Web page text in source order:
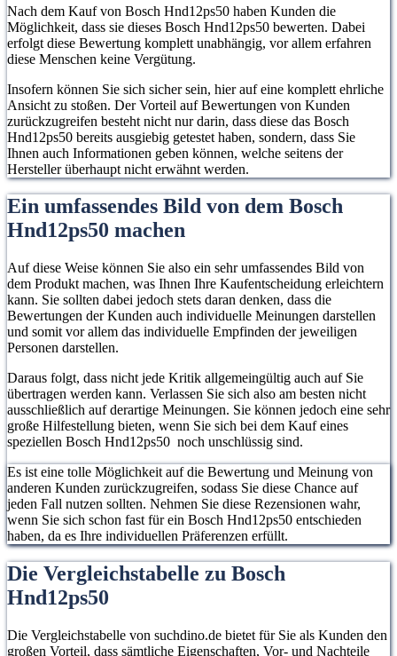
Nach dem Kauf von Bosch Hnd12ps50 haben Kunden die
Möglichkeit, dass sie dieses Bosch Hnd12ps50 bewerten. Dabei
erfolgt diese Bewertung komplett unabhängig, vor allem erfahren
diese Menschen keine Vergütung.
Insofern können Sie sich sicher sein, hier auf eine komplett ehrliche
Ansicht zu stoßen. Der Vorteil auf Bewertungen von Kunden
zurückzugreifen besteht nicht nur darin, dass diese das Bosch
Hnd12ps50 bereits ausgiebig getestet haben, sondern, dass Sie
Ihnen auch Informationen geben können, welche seitens der
Hersteller überhaupt nicht erwähnt werden.
Ein umfassendes Bild von dem Bosch
Hnd12ps50 machen
Auf diese Weise können Sie also ein sehr umfassendes Bild von
dem Produkt machen, was Ihnen Ihre Kaufentscheidung erleichtern
kann. Sie sollten dabei jedoch stets daran denken, dass die
Bewertungen der Kunden auch individuelle Meinungen darstellen
und somit vor allem das individuelle Empfinden der jeweiligen
Personen darstellen.
Daraus folgt, dass nicht jede Kritik allgemeingültig auch auf Sie
übertragen werden kann. Verlassen Sie sich also am besten nicht
ausschließlich auf derartige Meinungen. Sie können jedoch eine sehr
große Hilfestellung bieten, wenn Sie sich bei dem Kauf eines
speziellen Bosch Hnd12ps50 noch unschlüssig sind.
Es ist eine tolle Möglichkeit auf die Bewertung und Meinung von
anderen Kunden zurückzugreifen, sodass Sie diese Chance auf
jeden Fall nutzen sollten. Nehmen Sie diese Rezensionen wahr,
wenn Sie sich schon fast für ein Bosch Hnd12ps50 entschieden
haben, da es Ihre individuellen Präferenzen erfüllt.
Die Vergleichstabelle zu Bosch
Hnd12ps50
Die Vergleichstabelle von suchdino.de bietet für Sie als Kunden den
großen Vorteil, dass sämtliche Eigenschaften, Vor- und Nachteile